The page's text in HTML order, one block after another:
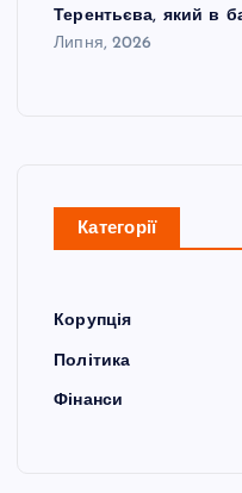
Терентьєва, який в
Липня, 2026
Категорії
Корупція
Політика
Фінанси